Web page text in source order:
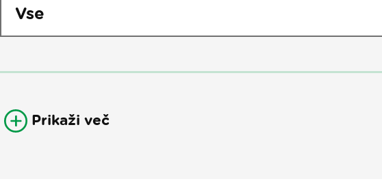
Prikaži več